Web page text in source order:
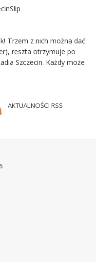
Trzem z nich można dać
reszta otrzymuje po
Szczecin. Każdy może
AKTUALNOŚCI RSS